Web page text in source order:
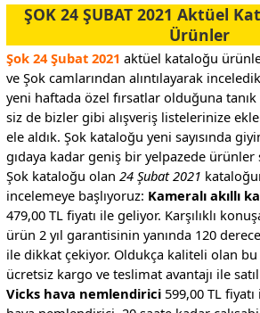
ŞOK 24 ŞUBAT 2021 Aktüel
Ürünler
Şok 24 Şubat 2021 aktüel kataloğu
ve Şok camlarından alıntılayarak
yeni haftada özel fırsatlar olduğuna tanık
siz de bizler gibi alışveriş listelerinize
ele aldık. Şok kataloğu yeni sayısında
gıdaya kadar geniş bir yelpazede ürünler
Şok kataloğu olan 24 Şubat 2021
incelemeye başlıyoruz: Kameralı akıllı
479,00 TL fiyatı ile geliyor. Karşılıklı
ürün 2 yıl garantisinin yanında 120
ile dikkat çekiyor. Oldukça kaliteli olan
ücretsiz kargo ve teslimat avantajı ile
Vicks hava nemlendirici599,00 TL